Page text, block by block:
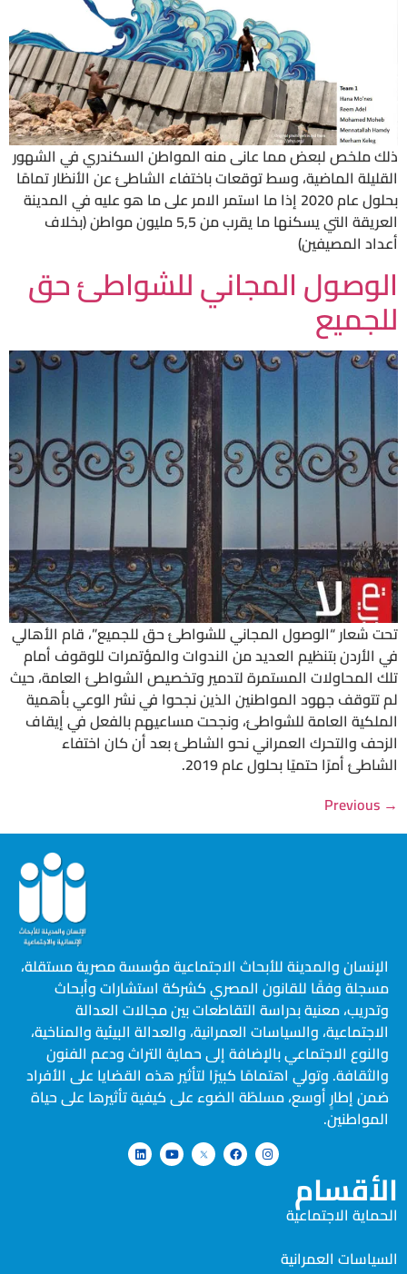
ذلك ملخص لبعض مما عانى منه المواطن السكندري في الشهور
القليلة الماضية، وسط توقعات باختفاء الشاطئ عن الأنظار تمامًا
بحلول عام 2020 إذا ما استمر الامر على ما هو عليه في المدينة
العريقة التي يسكنها ما يقرب من 5,5 مليون مواطن (بخلاف
أعداد المصيفين)
الوصول المجاني للشواطئ حق
للجميع
تحت شعار “الوصول المجاني للشواطئ حق للجميع”، قام الأهالي
في الأردن بتنظيم العديد من الندوات والمؤتمرات للوقوف أمام
تلك المحاولات المستمرة لتدمير وتخصيص الشواطئ العامة، حيث
لم تتوقف جهود المواطنين الذين نجحوا في نشر الوعي بأهمية
الملكية العامة للشواطئ، ونجحت مساعيهم بالفعل في إيقاف
الزحف والتحرك العمراني نحو الشاطئ بعد أن كان اختفاء
الشاطئ أمرًا حتميًا بحلول عام 2019.
→
الإنسان والمدينة للأبحاث الاجتماعية مؤسسة مصرية مستقلة،
مسجلة وفقًا للقانون المصري كشركة استشارات وأبحاث
وتدريب، معنية بدراسة التقاطعات بين مجالات العدالة
الاجتماعية، والسياسات العمرانية، والعدالة البيئية والمناخية،
والنوع الاجتماعي بالإضافة إلى حماية التراث ودعم الفنون
والثقافة. وتولي اهتمامًا كبيرًا لتأثير هذه القضايا على الأفراد
ضمن إطارٍ أوسع، مسلطًة الضوء على كيفية تأثيرها على حياة
المواطنين.
الأقسام
الحماية الاجتماعية
السياسات العمرانية